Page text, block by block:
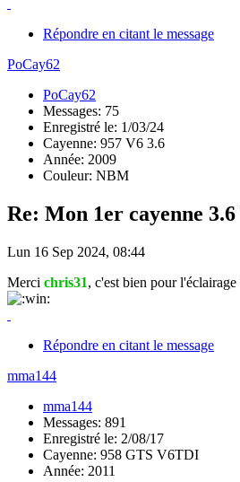
Répondre en citant le message
PoCay62
PoCay62
Messages: 75
Enregistré le: 1/03/24
Cayenne: 957 V6 3.6
Année: 2009
Couleur: NBM
Re: Mon 1er cayenne
Lun 16 Sep 2024, 08:44
Merci chris31, c'est bien pour
Répondre en citant le message
mma144
mma144
Messages: 891
Enregistré le: 2/08/17
Cayenne: 958 GTS V6TDI
Année: 2011